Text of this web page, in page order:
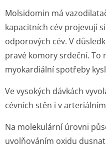
Molsidomin má
kapacitních cév projevují
odporových cév. V
pravé komory srdeční. To
myokardiální spotřeby
Ve vysokých dávkách
cévních stěn i v
Na molekulární úrovni
uvolňováním oxidu